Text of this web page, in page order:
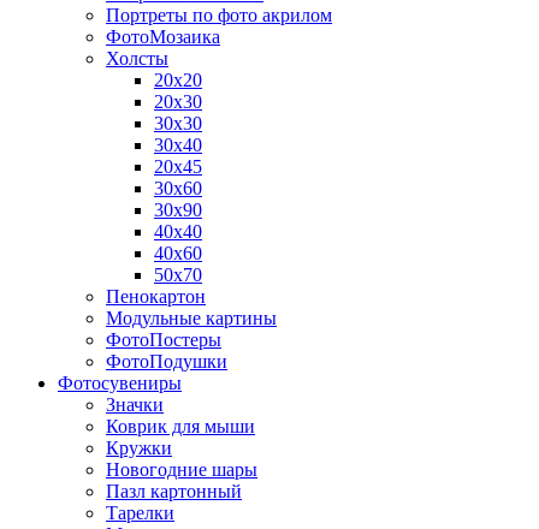
Портреты по фото акрилом
ФотоМозаика
Холсты
20х20
20х30
30х30
30х40
20х45
30х60
30х90
40х40
40х60
50х70
Пенокартон
Модульные картины
ФотоПостеры
ФотоПодушки
Фотоcувениры
Значки
Коврик для мыши
Кружки
Новогодние шары
Пазл картонный
Тарелки